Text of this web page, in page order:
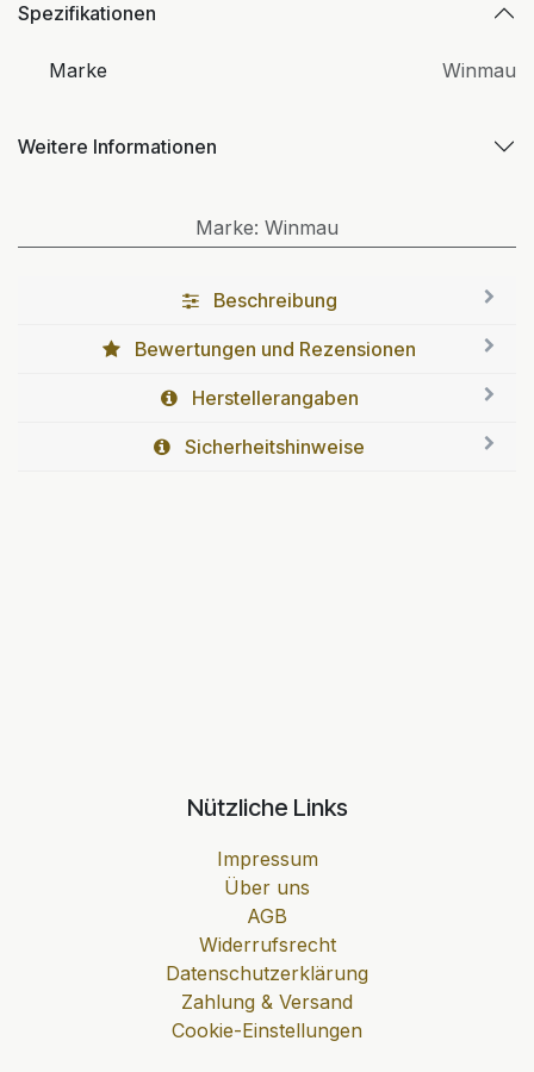
Spezifikationen
Marke Winmau
Weitere Informationen
Marke: Winmau
Beschreibung
Bewertungen und Rezensionen
Herstellerangaben
Sicherheitshinweise
Nützliche Links
Impressum
Über uns
AGB
Widerrufsrecht
Datenschutzerklärung
Zahlung & Versand
Cookie-Einstellungen